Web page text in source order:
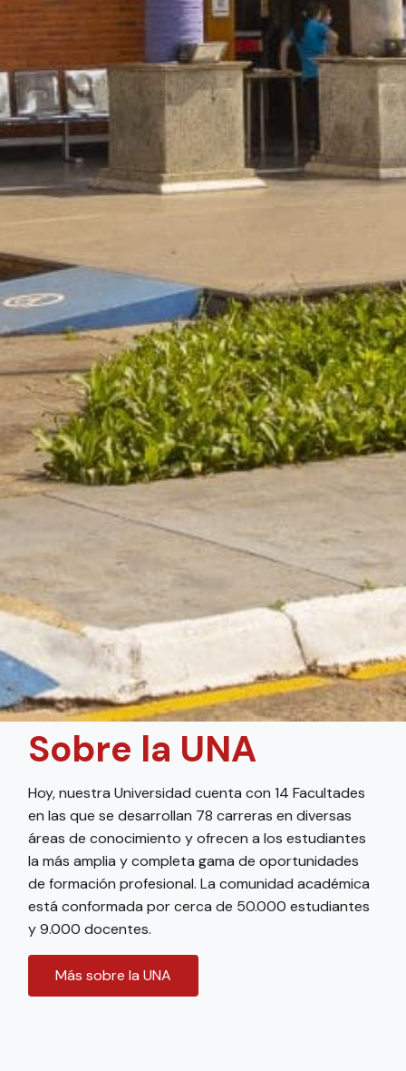
Sobre la UNA
Hoy, nuestra Universidad cuenta con 14 Facultades
en las que se desarrollan 78 carreras en diversas
áreas de conocimiento y ofrecen a los estudiantes
la más amplia y completa gama de oportunidades
de formación profesional. La comunidad académica
está conformada por cerca de 50.000 estudiantes
y 9.000 docentes.
Más sobre la UNA